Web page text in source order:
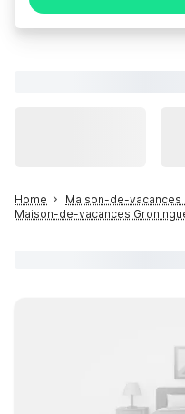
Home
Maison-de-vacances
Maison-de-vacances